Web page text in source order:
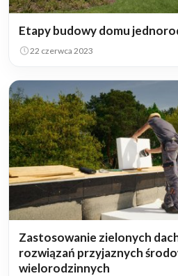
Etapy budowy domu
22 czerwca 2023
Zastosowanie zielonych
rozwiązań przyjaznych
wielorodzinnych